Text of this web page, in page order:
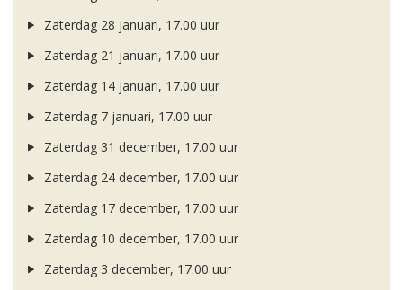
Zaterdag 28 januari, 17.00 uur
Zaterdag 21 januari, 17.00 uur
Zaterdag 14 januari, 17.00 uur
Zaterdag 7 januari, 17.00 uur
Zaterdag 31 december, 17.00 uur
Zaterdag 24 december, 17.00 uur
Zaterdag 17 december, 17.00 uur
Zaterdag 10 december, 17.00 uur
Zaterdag 3 december, 17.00 uur